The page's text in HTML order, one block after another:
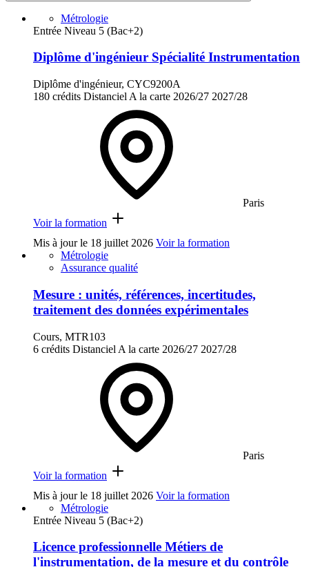
Métrologie
Entrée Niveau 5 (Bac+2)
Diplôme d'ingénieur Spécialité Instrumentation
Diplôme d'ingénieur, CYC9200A
180 crédits Distanciel A la carte 2026/27 2027/28
Paris
Voir la formation
Mis à jour le 18 juillet 2026 Voir la formation
Métrologie
Assurance qualité
Mesure : unités, références, incertitudes,
traitement des données expérimentales
Cours, MTR103
6 crédits Distanciel A la carte 2026/27 2027/28
Paris
Voir la formation
Mis à jour le 18 juillet 2026 Voir la formation
Métrologie
Entrée Niveau 5 (Bac+2)
Licence professionnelle Métiers de
l'instrumentation, de la mesure et du contrôle